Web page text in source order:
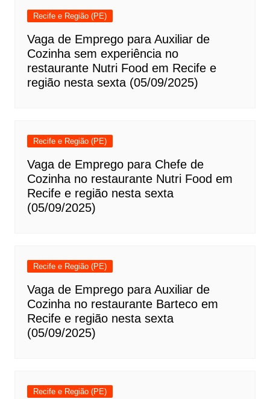
Recife e Região (PE)
Vaga de Emprego para Auxiliar de
Cozinha sem experiência no
restaurante Nutri Food em Recife e
região nesta sexta (05/09/2025)
Recife e Região (PE)
Vaga de Emprego para Chefe de
Cozinha no restaurante Nutri Food em
Recife e região nesta sexta
(05/09/2025)
Recife e Região (PE)
Vaga de Emprego para Auxiliar de
Cozinha no restaurante Barteco em
Recife e região nesta sexta
(05/09/2025)
Recife e Região (PE)